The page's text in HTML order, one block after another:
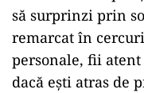
să surprinzi prin
remarcat în
personale, fii
dacă ești atras de